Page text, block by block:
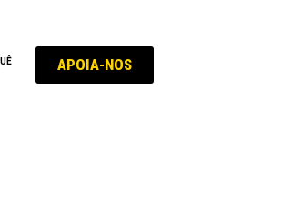
APOIA-NOS